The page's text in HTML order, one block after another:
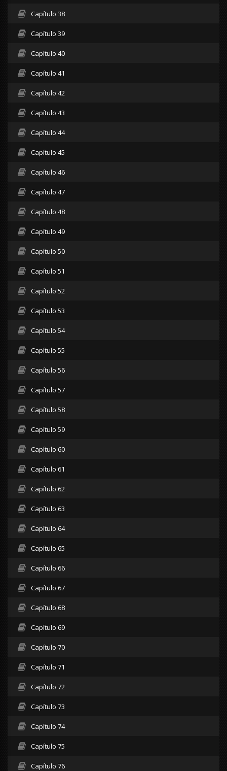
Capítulo 38
Capítulo 39
Capítulo 40
Capítulo 41
Capítulo 42
Capítulo 43
Capítulo 44
Capítulo 45
Capítulo 46
Capítulo 47
Capítulo 48
Capítulo 49
Capítulo 50
Capítulo 51
Capítulo 52
Capítulo 53
Capítulo 54
Capítulo 55
Capítulo 56
Capítulo 57
Capítulo 58
Capítulo 59
Capítulo 60
Capítulo 61
Capítulo 62
Capítulo 63
Capítulo 64
Capítulo 65
Capítulo 66
Capítulo 67
Capítulo 68
Capítulo 69
Capítulo 70
Capítulo 71
Capítulo 72
Capítulo 73
Capítulo 74
Capítulo 75
Capítulo 76